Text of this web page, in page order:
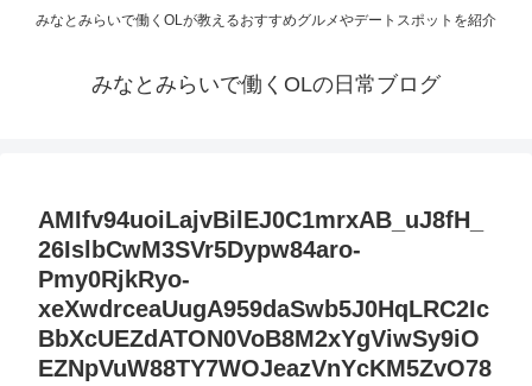
みなとみらいで働くOLが教えるおすすめグルメやデートスポットを紹介
みなとみらいで働くOLの日常ブログ
AMIfv94uoiLajvBilEJ0C1mrxAB_uJ8fH_
26IslbCwM3SVr5Dypw84aro-
Pmy0RjkRyo-
xeXwdrceaUugA959daSwb5J0HqLRC2Ic
BbXcUEZdATON0VoB8M2xYgViwSy9iO
EZNpVuW88TY7WOJeazVnYcKM5ZvO78